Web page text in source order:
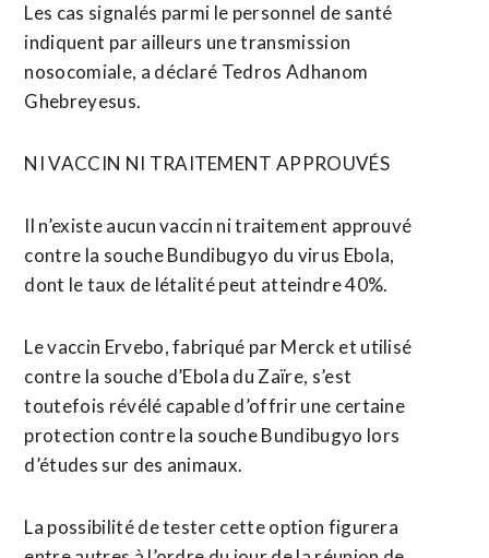
Les cas signalés parmi le personnel de santé
indiquent ⁠par ailleurs une transmission
nosocomiale, a déclaré Tedros Adhanom
Ghebreyesus.
NI VACCIN NI TRAITEMENT APPROUVÉS
Il n’existe aucun vaccin ni traitement approuvé
contre la ⁠souche Bundibugyo du virus Ebola,
dont le taux de létalité peut atteindre 40%.
Le vaccin Ervebo, fabriqué par Merck et utilisé
contre la souche d’Ebola du Zaïre, s’est
toutefois révélé capable d’offrir une certaine
protection contre la souche Bundibugyo lors
d’études sur des animaux.
La possibilité de tester cette option figurera